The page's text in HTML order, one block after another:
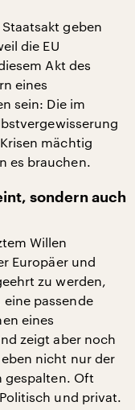
geben
die EU
Akt des
eines
sein: Die im
mächtig
es brauchen.
sondern auch
Willen
Europäer und
zu werden,
passende
eines
zeigt aber noch
nicht nur der
gespalten. Oft
und privat.